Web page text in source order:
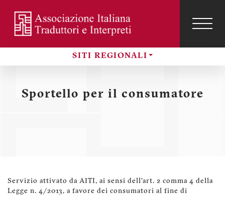
contenuto
principale
Sezioni
SITI REGIONALI
profilo
utente
Sportello per il consumatore
Servizio attivato da AITI, ai sensi dell’art. 2 comma 4 della
Legge n. 4/2013, a favore dei consumatori al fine di